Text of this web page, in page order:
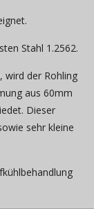
Stahl 1.2562.
wird der Rohling
aus 60mm
Dieser
sehr kleine